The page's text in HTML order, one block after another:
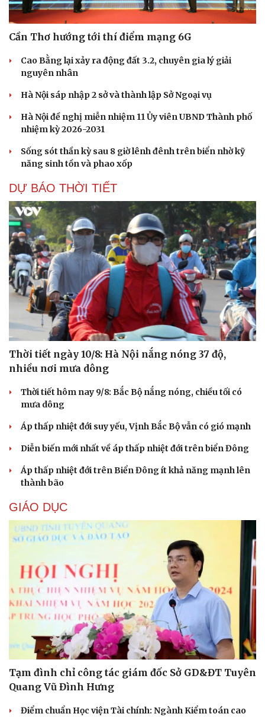
Săn Tour
check-in
Đọc truyện đêm khuya
Kể chuyện cho bé
Hạt giống tâm hồn
Cải chính
Cần Thơ hướng tới thí điểm mạng 6G
Cao Bằng lại xảy ra động đất 3.2, chuyên gia lý giải
nguyên nhân
Hà Nội sáp nhập 2 sở và thành lập Sở Ngoại vụ
Hà Nội đề nghị miễn nhiệm 11 Ủy viên UBND Thành phố
nhiệm kỳ 2026-2031
Sống sót thần kỳ sau 8 giờ lênh đênh trên biển nhờ kỹ
năng sinh tồn và phao xốp
DỰ BÁO THỜI TIẾT
Thời tiết ngày 10/8: Hà Nội nắng nóng 37 độ,
nhiều nơi mưa dông
Thời tiết hôm nay 9/8: Bắc Bộ nắng nóng, chiều tối có
mưa dông
Áp thấp nhiệt đới suy yếu, Vịnh Bắc Bộ vẫn có gió mạnh
Diễn biến mới nhất về áp thấp nhiệt đới trên biển Đông
Áp thấp nhiệt đới trên Biển Đông ít khả năng mạnh lên
thành bão
GIÁO DỤC
Tạm đình chỉ công tác giám đốc Sở GD&ĐT Tuyên
Quang Vũ Đình Hưng
Điểm chuẩn Học viện Tài chính: Ngành Kiểm toán cao